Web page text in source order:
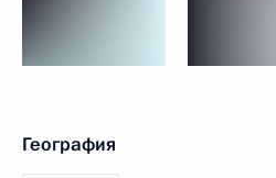
География